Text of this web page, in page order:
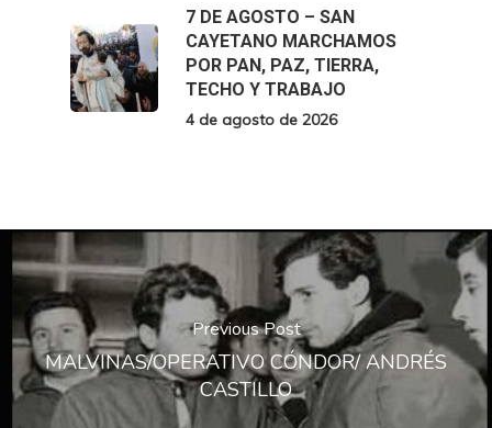
7 DE AGOSTO – SAN
CAYETANO MARCHAMOS
POR PAN, PAZ, TIERRA,
TECHO Y TRABAJO
4 de agosto de 2026
Previous Post
MALVINAS/OPERATIVO CÓNDOR/ ANDRÉS
CASTILLO